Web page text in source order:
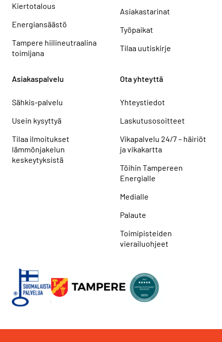
Kiertotalous
Energiansäästö
Tampere hiilineutraalina
toimijana
Asiakastarinat
Työpaikat
Tilaa uutiskirje
Asiakaspalvelu
Sähkis-palvelu
Usein kysyttyä
Tilaa ilmoitukset
lämmönjakelun
keskeytyksistä
Ota yhteyttä
Yhteystiedot
Laskutusosoitteet
Vikapalvelu 24/7 – häiriöt
ja vikakartta
Töihin Tampereen
Energialle
Medialle
Palaute
Toimipisteiden
vierailuohjeet